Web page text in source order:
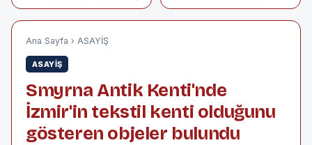
Ana Sayfa › ASAYİŞ
ASAYİŞ
Smyrna Antik Kenti'nde
İzmir'in tekstil kenti olduğunu
gösteren objeler bulundu